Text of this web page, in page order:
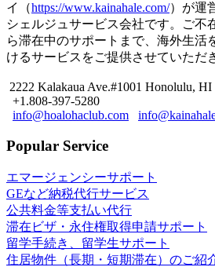
イ（https://www.kainahale.com/）が運
シェルジュサービス会社です。ご不
ら滞在中のサポートまで、海外生活
けるサービスをご提供させていただ
2222 Kalakaua Ave.#1001 Honolulu, HI
+1.808-397-5280
info@hoalohaclub.com
Popular Service
エマージェンシーサポート
GEなど納税代行サービス
公共料金等支払い代行
滞在ビザ・永住権取得申請サポート
留学手続き、留学生サポート
住居物件（長期・短期滞在）のご紹